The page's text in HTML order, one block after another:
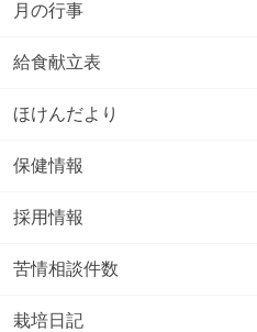
月の行事
給食献立表
ほけんだより
保健情報
採用情報
苦情相談件数
栽培日記